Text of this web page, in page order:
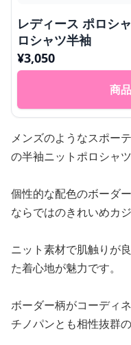
レディース ポロシ
ロシャツ半袖
¥3,050
商
メンズのようなスポー
の半袖ニットポロシャツ
個性的な配色のボーダ
ならではのきれいめカ
ニット素材で肌触りが
た着心地が魅力です。
ボーダー柄がコーディ
チノパンとも相性抜群